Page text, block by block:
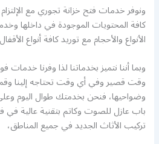
ونوفر خدمات فتح خزانة تجوري مع
كافة المحتويات الموجودة في داخلها
الأنواع والأحجام مع توريد كافة أنواع
وبما أننا نتميز بخدماتنا لذا وفرنا
وقت قصير وفي أي وقت تحتاجه إلينا
باب عازل للصوت وكاتم بتقنية عالية
تركيب الأثاث الجديد في جميع المناطق،